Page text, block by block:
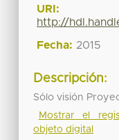
URI:
http://
Fecha: 2015
Descripción:
Sólo visión
Mostrar el
objeto digital